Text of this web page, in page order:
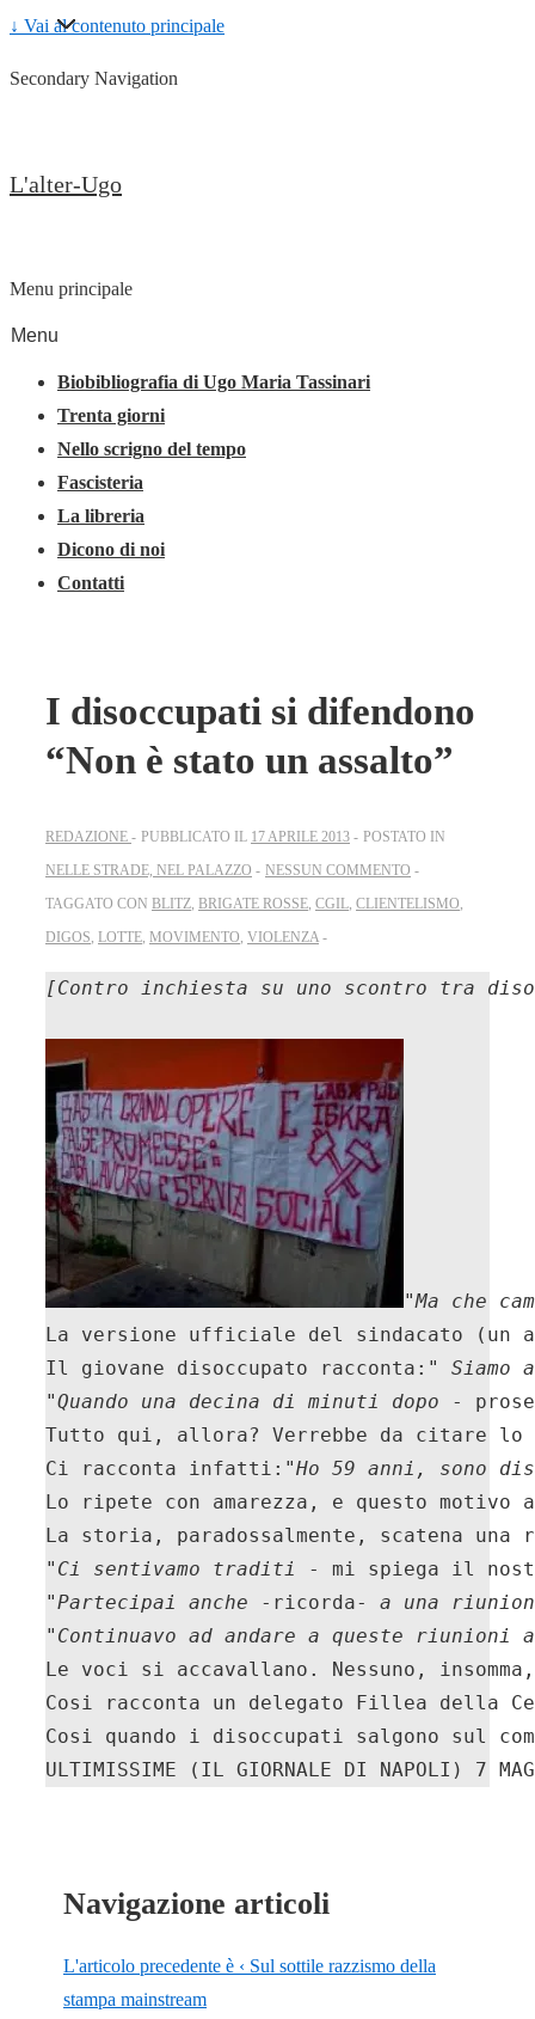
↓ Vai al contenuto principale
Secondary Navigation
L'alter-Ugo
Menu principale
Menu
Biobibliografia di Ugo Maria Tassinari
Trenta giorni
Nello scrigno del tempo
Fascisteria
La libreria
Dicono di noi
Contatti
I disoccupati si difendono
“Non è stato un assalto”
REDAZIONE PUBBLICATO IL 17 APRILE 2013
POSTATO IN
NELLE STRADE, NEL PALAZZO
NESSUN COMMENTO
TAGGATO CON BLITZ BRIGATE ROSSE CGIL CLIENTELISMO
DIGOS LOTTE MOVIMENTO VIOLENZA
[Contro inchiesta su uno scontro tra
"Ma che
La versione ufficiale del sindacato (un
Il giovane disoccupato racconta:"
"Quando una decina di minuti dopo -
Tutto qui, allora? Verrebbe da citare lo
Ci racconta infatti:"Ho 59 anni, sono
Lo ripete con amarezza, e questo
La storia, paradossalmente, scatena una
" Ci sentivamo traditi
- mi spiega il
"Partecipai anche -ricorda- a una
" Continuavo ad andare a queste riunioni
Le voci si accavallano. Nessuno,
Cosi racconta un delegato Fillea della
Cosi quando i disoccupati salgono sul
ULTIMISSIME (IL GIORNALE DI NAPOLI) 7
Navigazione articoli
L'articolo precedente è ‹ Sul sottile razzismo della
stampa mainstream